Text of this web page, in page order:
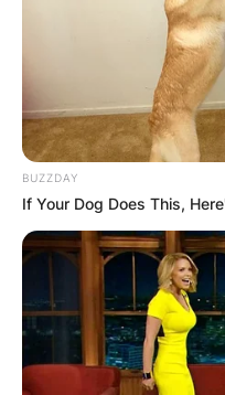
BUZZDAY
If Your Dog Does This,